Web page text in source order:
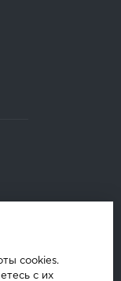
cookies.
с их